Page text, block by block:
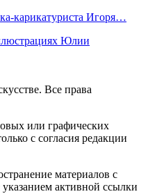
карикатуриста Игоря…
Юлии
Все права
или графических
c согласия редакции
материалов с
активной ссылки